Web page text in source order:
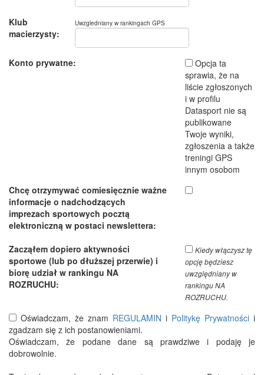
Klub
macierzysty:
Uwzgledniany w rankingach GPS
Konto prywatne:
Opcja ta
sprawia, że na
liście zgłoszonych
i w profilu
Datasport nie są
publikowane
Twoje wyniki,
zgłoszenia a także
treningi GPS
innym osobom
Chcę otrzymywać comiesięcznie ważne
informacje o nadchodzących
imprezach sportowych pocztą
elektroniczną w postaci newslettera:
Zacząłem dopiero aktywności
sportowe (lub po dłuższej przerwie) i
biorę udział w rankingu NA
ROZRUCHU:
Kiedy włączysz tę
opcję będziesz
uwzględniany w
rankingu NA
ROZRUCHU.
Oświadczam, że znam REGULAMIN i Politykę Prywatności i
zgadzam się z ich postanowieniami.
Oświadczam, że podane dane są prawdziwe i podaję je
dobrowolnie.